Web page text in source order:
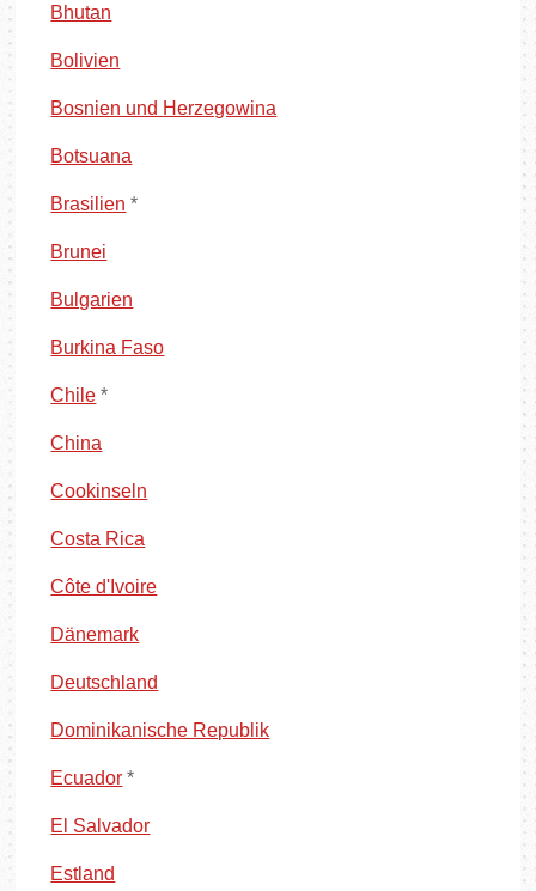
Bhutan
Bolivien
Bosnien und Herzegowina
Botsuana
Brasilien *
Brunei
Bulgarien
Burkina Faso
Chile *
China
Cookinseln
Costa Rica
Côte d'Ivoire
Dänemark
Deutschland
Dominikanische Republik
Ecuador *
El Salvador
Estland